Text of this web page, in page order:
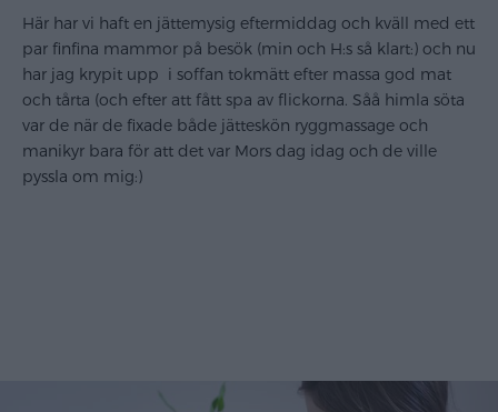
Här har vi haft en jättemysig eftermiddag och kväll med ett
par finfina mammor på besök (min och H:s så klart:) och nu
har jag krypit upp i soffan tokmätt efter massa god mat
och tårta (och efter att fått spa av flickorna. Såå himla söta
var de när de fixade både jätteskön ryggmassage och
manikyr bara för att det var Mors dag idag och de ville
pyssla om mig:)